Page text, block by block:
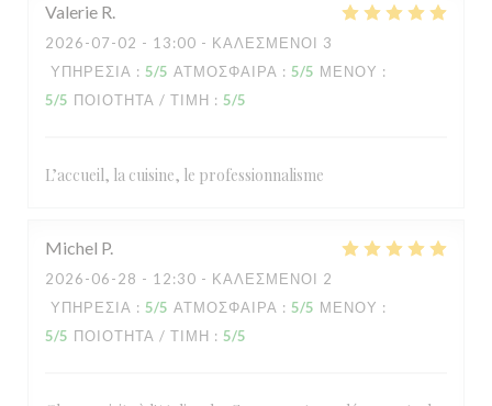
Valerie R
2026-07-02 - 13:00 - ΚΑΛΕΣΜΈΝΟΙ 3
ΥΠΗΡΕΣΊΑ : 5/5 ΑΤΜΌΣΦΑΙΡΑ : 5/5 ΜΕΝΟΎ :
5/5 ΠΟΙΌΤΗΤΑ / ΤΙΜΉ : 5/5
L’accueil, la cuisine, le professionnalisme
Michel P
2026-06-28 - 12:30 - ΚΑΛΕΣΜΈΝΟΙ 2
ΥΠΗΡΕΣΊΑ : 5/5 ΑΤΜΌΣΦΑΙΡΑ : 5/5 ΜΕΝΟΎ :
5/5 ΠΟΙΌΤΗΤΑ / ΤΙΜΉ : 5/5